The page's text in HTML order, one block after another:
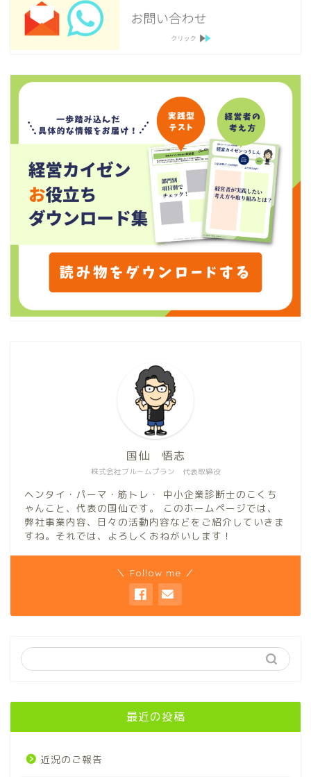
株式会社ブルームプラン 代表取締役
国仙 悟志
ヘンタイ・パーマ・筋トレ・ 中小企業診断士のこくち
ゃんこと、代表の国仙です。 このホームページでは、
弊社事業内容、日々の活動内容などをご紹介していきま
すね。それでは、よろしくおねがいします！
＼ Follow me ／
最近の投稿
近況のご報告